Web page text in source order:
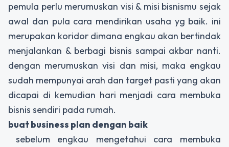
pemula perlu merumuskan visi & misi bisnismu sejak
awal dan pula cara mendirikan usaha yg baik. ini
merupakan koridor dimana engkau akan bertindak
menjalankan & berbagi bisnis sampai akbar nanti.
dengan merumuskan visi dan misi, maka engkau
sudah mempunyai arah dan target pasti yang akan
dicapai di kemudian hari menjadi cara membuka
bisnis sendiri pada rumah.
buat business plan dengan baik
sebelum engkau mengetahui cara membuka